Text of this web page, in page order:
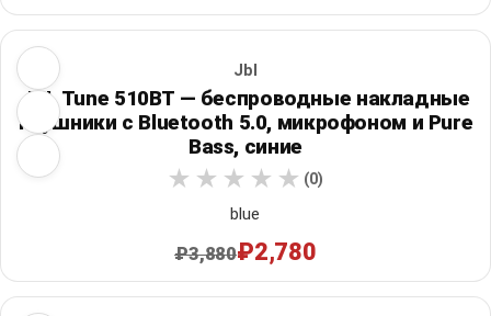
Jbl
JBL Tune 510BT — беспроводные накладные
наушники с Bluetooth 5.0, микрофоном и Pure
Bass, синие
(0)
blue
₽3,880₽2,780